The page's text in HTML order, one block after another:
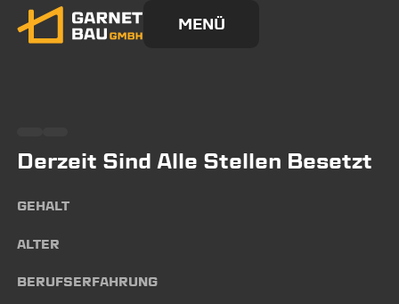
MENÜ
Derzeit Sind Alle Stellen Besetzt
GEHALT
ALTER
BERUFSERFAHRUNG